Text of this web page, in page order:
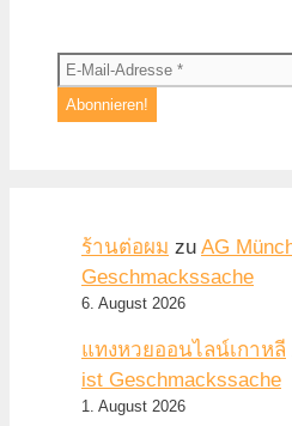
ร้านต่อผม zu AG
Geschmackssache
6. August 2026
แทงหวยออนไลน์เกาหลี
ist Geschmackssache
1. August 2026